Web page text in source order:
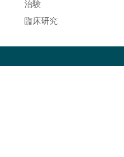
治験
臨床研究